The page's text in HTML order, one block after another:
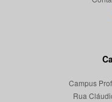
Campus
Rua